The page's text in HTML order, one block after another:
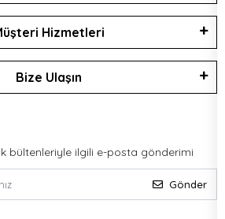
Hizmetleri
Bize Ulaşın
bültenleriyle ilgili e-posta gönderimi
Gönder